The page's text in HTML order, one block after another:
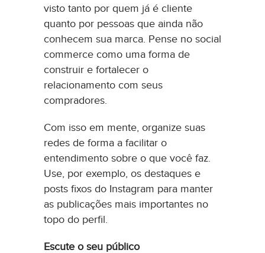
visto tanto por quem já é cliente
quanto por pessoas que ainda não
conhecem sua marca. Pense no social
commerce como uma forma de
construir e fortalecer o
relacionamento com seus
compradores.
Com isso em mente, organize suas
redes de forma a facilitar o
entendimento sobre o que você faz.
Use, por exemplo, os destaques e
posts fixos do Instagram para manter
as publicações mais importantes no
topo do perfil.
Escute o seu público